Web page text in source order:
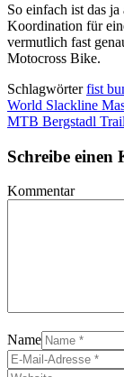
So einfach ist das
Koordination für
vermutlich fast
Motocross Bike.
Schlagwörterfist
World Slackline
MTB Bergstadl
Schreibe einen
Kommentar
Name